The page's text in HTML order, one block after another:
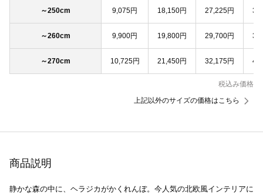
～250cm 9,075円 18,150円 27,225円
～260cm 9,900円 19,800円 29,700円
～270cm 10,725円 21,450円 32,175円
税込み価格
上記以外のサイズの価格はこちら
商品説明
静かな森の中に、ヘラジカがかくれんぼ。今人気の北欧風インテリアに